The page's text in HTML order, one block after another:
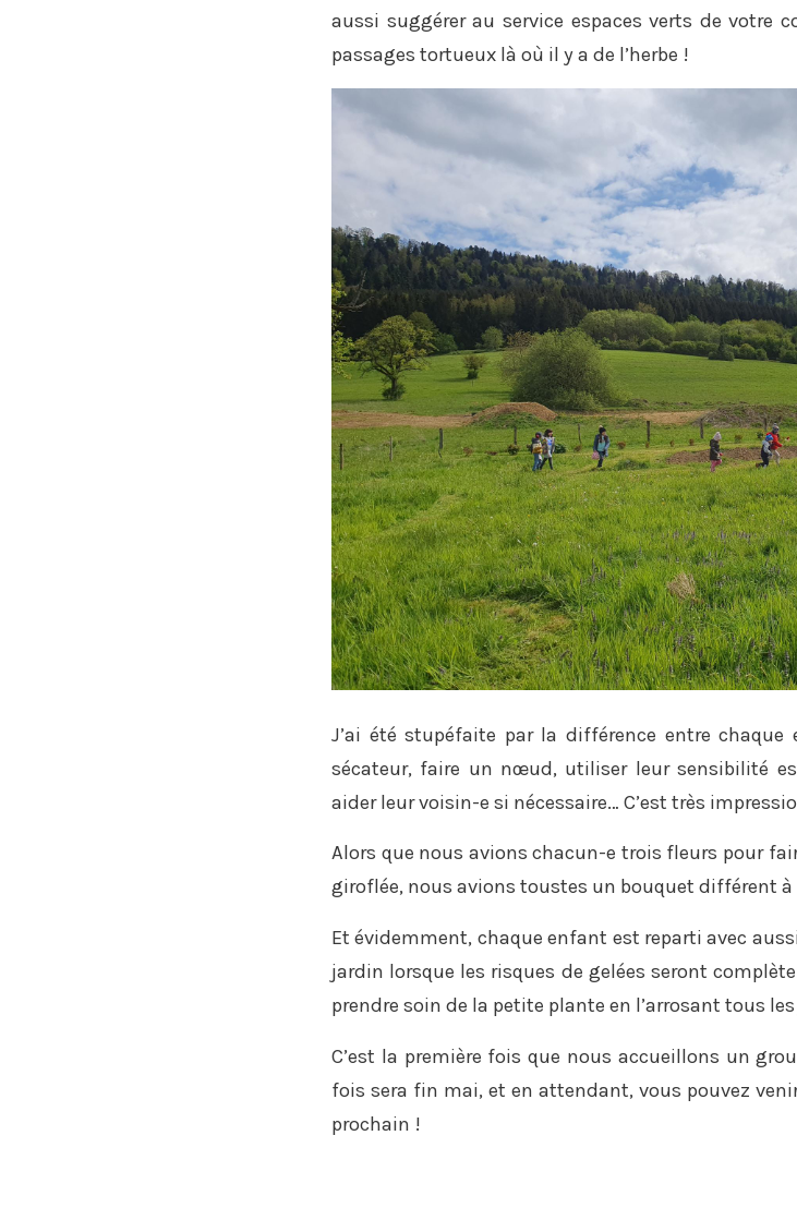
aussi suggérer au service espaces verts de votre
passages tortueux là où il y a de l’herbe !
J’ai été stupéfaite par la différence entre
sécateur, faire un nœud, utiliser leur sensibilité
aider leur voisin-e si nécessaire… C’est très
Alors que nous avions chacun-e trois fleurs pour
giroflée, nous avions toustes un bouquet différent à
Et évidemment, chaque enfant est reparti avec
jardin lorsque les risques de gelées seront
prendre soin de la petite plante en l’arrosant tous
C’est la première fois que nous accueillons un
fois sera fin mai, et en attendant, vous pouvez
prochain !